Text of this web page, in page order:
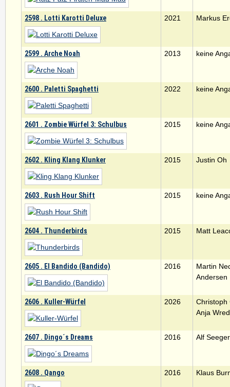
2598 . Lotti Karotti Deluxe 2021 Markus
2599 . Arche Noah 2013 keine
2600 . Paletti Spaghetti 2022 keine
2601 . Zombie Würfel 3: Schulbus 2015 keine
2602 . Kling Klang Klunker 2015 Justin Oh
2603 . Rush Hour Shift 2015 keine
2604 . Thunderbirds 2015 Matt
2605 . El Bandido (Bandido) 2016
Martin
Andersen
2606 . Kuller-Würfel 2026
Christoph
Anja
2607 . Dingo´s Dreams 2016 Alf
2608 . Qango 2016 Klaus